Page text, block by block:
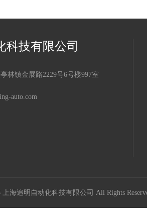
科技有限公司
林镇金展路2229号6号楼997室
auto.com
上海追明自动化科技有限公司 All Rights